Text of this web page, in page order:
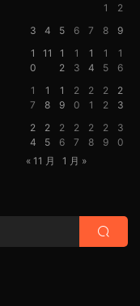
1
2
3
4 5 6 7 8
9
1
0
11
1
2
1
3
1
4
1
5
1
6
1
7
1
8
1
9
2
0
2
1
2
2
2
3
2
4
2
5
2
6
2
7
2
8
2
9
3
0
« 11 月
1 月 »